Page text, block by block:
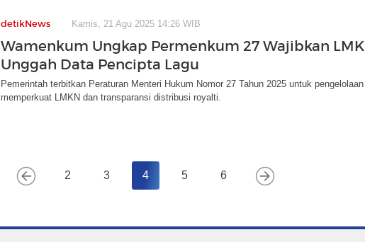
detikNews Kamis, 21 Agu 2025 14:26 WIB
Wamenkum Ungkap Permenkum 27 Wajibkan LMK
Unggah Data Pencipta Lagu
Pemerintah terbitkan Peraturan Menteri Hukum Nomor 27 Tahun 2025 untuk
memperkuat LMKN dan transparansi distribusi royalti.
2 3 4 5 6